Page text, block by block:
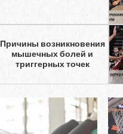
Причины возникновения
мышечных болей и
триггерных точек